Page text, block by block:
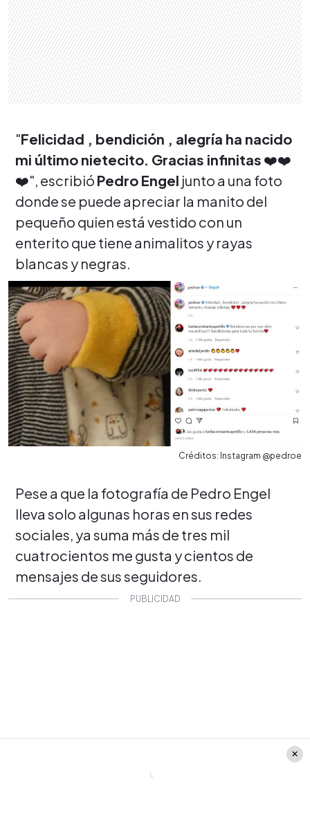
"Felicidad , bendición , alegría ha nacido
mi último nietecito. Gracias infinitas ❤️❤️
❤️", escribió Pedro Engel junto a una foto
donde se puede apreciar la manito del
pequeño quien está vestido con un
enterito que tiene animalitos y rayas
blancas y negras.
Créditos: Instagram @pedroe
Pese a que la fotografía de Pedro Engel
lleva solo algunas horas en sus redes
sociales, ya suma más de tres mil
cuatrocientos me gusta y cientos de
mensajes de sus seguidores.